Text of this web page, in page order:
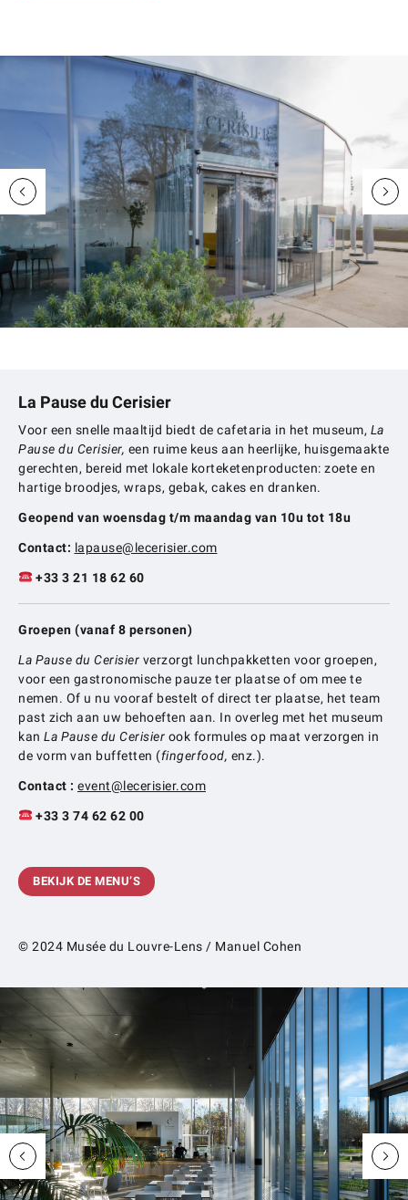
La Pause du Cerisier
Voor een snelle maaltijd biedt de cafetaria in het museum, La
Pause du Cerisier, een ruime keus aan heerlijke, huisgemaakte
gerechten, bereid met lokale korteketenproducten: zoete en
hartige broodjes, wraps, gebak, cakes en dranken.
Geopend van woensdag t/m maandag van 10u tot 18u
Contact: lapause@lecerisier.com
+33 3 21 18 62 60
Groepen (vanaf 8 personen)
La Pause du Cerisier verzorgt lunchpakketten voor groepen,
voor een gastronomische pauze ter plaatse of om mee te
nemen. Of u nu vooraf bestelt of direct ter plaatse, het team
past zich aan uw behoeften aan. In overleg met het museum
kan La Pause du Cerisier ook formules op maat verzorgen in
de vorm van buffetten (fingerfood, enz.).
Contact : event@lecerisier.com
+33 3 74 62 62 00
BEKIJK DE MENU’S
© 2024 Musée du Louvre-Lens / Manuel Cohen